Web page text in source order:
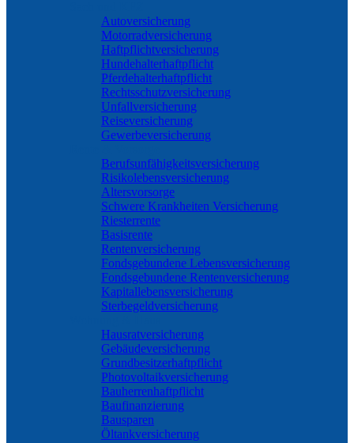
Autoversicherung
Motorradversicherung
Haftpflichtversicherung
Hundehalterhaftpflicht
Pferdehalterhaftpflicht
Rechtsschutzversicherung
Unfallversicherung
Reiseversicherung
Gewerbeversicherung
Berufs­unfähigkeitsversicherung
Risikolebensversicherung
Altersvorsorge
Schwere Krankheiten Versicherung
Riesterrente
Basisrente
Rentenversicherung
Fondsgebundene Lebensversicherung
Fondsgebundene Rentenversicherung
Kapitallebensversicherung
Sterbegeldversicherung
Hausratversicherung
Gebäudeversicherung
Grundbesitzerhaftpflicht
Photovoltaikversicherung
Bauherrenhaftpflicht
Baufinanzierung
Bausparen
Öltankversicherung